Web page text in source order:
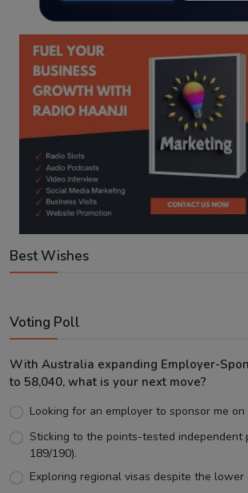
Best Wishes
Voting Poll
With Australia expanding Employer-
to 58,040, what is your next move?
Looking for an employer to sponsor me on
Sticking to the points-tested independent
189/190).
Exploring regional visas despite the lower